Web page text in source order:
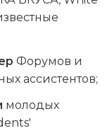
Форумов и
ассистентов;
молодых